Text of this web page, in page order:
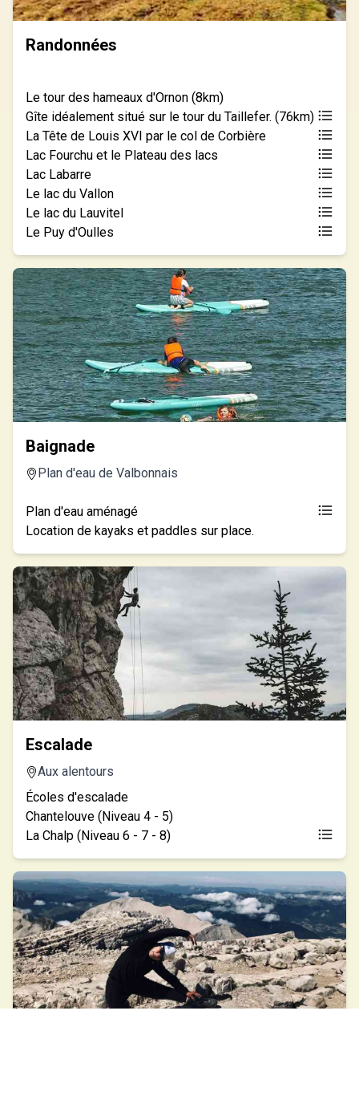
Randonnées
Le tour des hameaux d'Ornon (8km)
Gîte idéalement situé sur le tour du Taillefer. (76km)
La Tête de Louis XVI par le col de Corbière
Lac Fourchu et le Plateau des lacs
Lac Labarre
Le lac du Vallon
Le lac du Lauvitel
Le Puy d'Oulles
Baignade
Plan d'eau de Valbonnais
Plan d'eau aménagé
Location de kayaks et paddles sur place.
Escalade
Aux alentours
Écoles d'escalade
Chantelouve (Niveau 4 - 5)
La Chalp (Niveau 6 - 7 - 8)